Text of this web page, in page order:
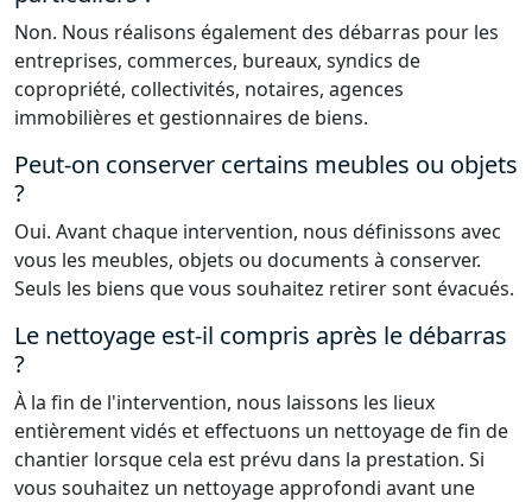
Non. Nous réalisons également des débarras pour les
entreprises, commerces, bureaux, syndics de
copropriété, collectivités, notaires, agences
immobilières et gestionnaires de biens.
Peut-on conserver certains meubles ou objets
?
Oui. Avant chaque intervention, nous définissons avec
vous les meubles, objets ou documents à conserver.
Seuls les biens que vous souhaitez retirer sont évacués.
Le nettoyage est-il compris après le débarras
?
À la fin de l'intervention, nous laissons les lieux
entièrement vidés et effectuons un nettoyage de fin de
chantier lorsque cela est prévu dans la prestation. Si
vous souhaitez un nettoyage approfondi avant une